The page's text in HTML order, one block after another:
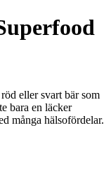
eller svart bär som
bara en läcker
många hälsofördelar.